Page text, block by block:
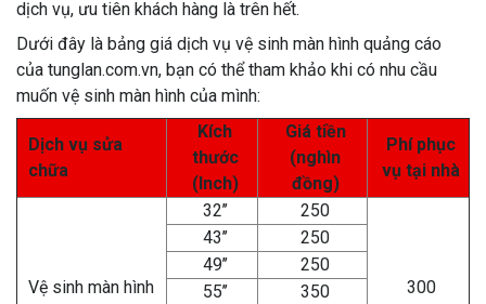
dịch vụ, ưu tiên khách hàng là trên hết.
Dưới đây là bảng giá dịch vụ vệ sinh màn hình quảng cáo
của tunglan.com.vn, bạn có thể tham khảo khi có nhu cầu
muốn vệ sinh màn hình của mình:
Dịch vụ sửa
chữa
Kích
thước
(Inch)
Giá tiền
(nghìn
đồng)
Phí phục
vụ tại nhà
Vệ sinh màn hình
32’’ 250
300
43’’
250
49’’
250
55’’
350